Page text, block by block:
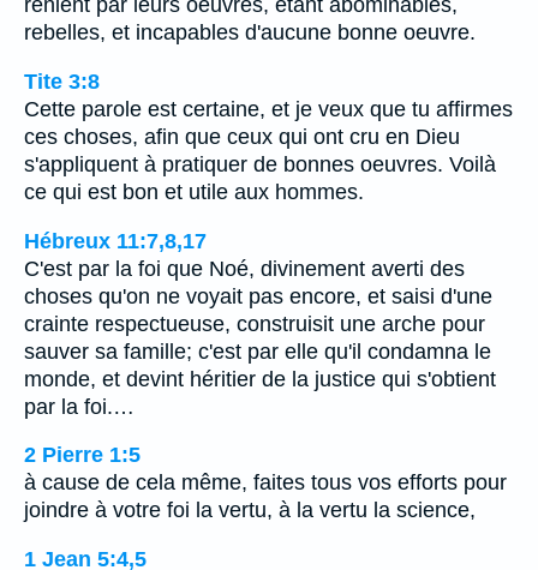
renient par leurs oeuvres, étant abominables,
rebelles, et incapables d'aucune bonne oeuvre.
Tite 3:8
Cette parole est certaine, et je veux que tu affirmes
ces choses, afin que ceux qui ont cru en Dieu
s'appliquent à pratiquer de bonnes oeuvres. Voilà
ce qui est bon et utile aux hommes.
Hébreux 11:7,8,17
C'est par la foi que Noé, divinement averti des
choses qu'on ne voyait pas encore, et saisi d'une
crainte respectueuse, construisit une arche pour
sauver sa famille; c'est par elle qu'il condamna le
monde, et devint héritier de la justice qui s'obtient
par la foi.…
2 Pierre 1:5
à cause de cela même, faites tous vos efforts pour
joindre à votre foi la vertu, à la vertu la science,
1 Jean 5:4,5